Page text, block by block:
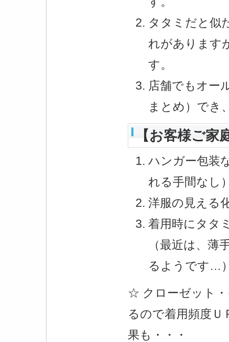
タタミだと似
れがあります
す。
店舗でもオー
まとめ）でき
【お客様ご家
ハンガー包装
れる手間なし
洋服の見える
着用時にタタ
（最近は、
るようです…
☆ クローゼット
るので着用頻度
果も・・・